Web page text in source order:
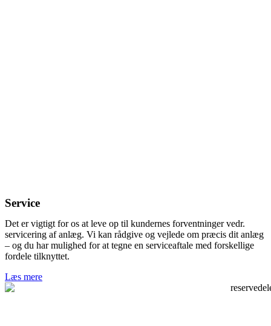
Service
Det er vigtigt for os at leve op til kundernes forventninger vedr.
servicering af anlæg. Vi kan rådgive og vejlede om præcis dit anlæg
– og du har mulighed for at tegne en serviceaftale med forskellige
fordele tilknyttet.
Læs mere